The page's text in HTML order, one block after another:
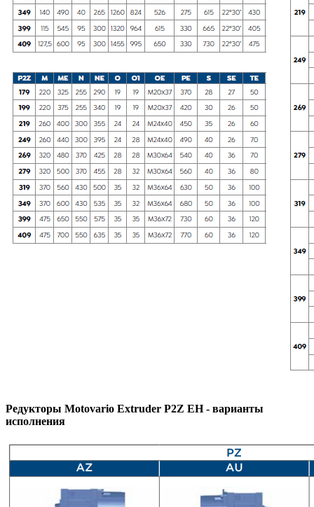
Редукторы Motovario Extruder P2Z EH - варианты
исполнения